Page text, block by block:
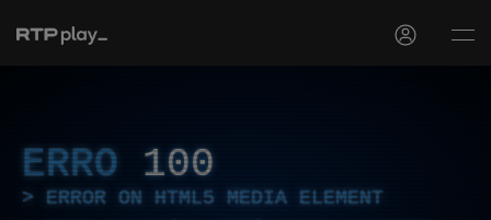
ERRO 100
ERROR ON HTML5 MEDIA ELEMENT